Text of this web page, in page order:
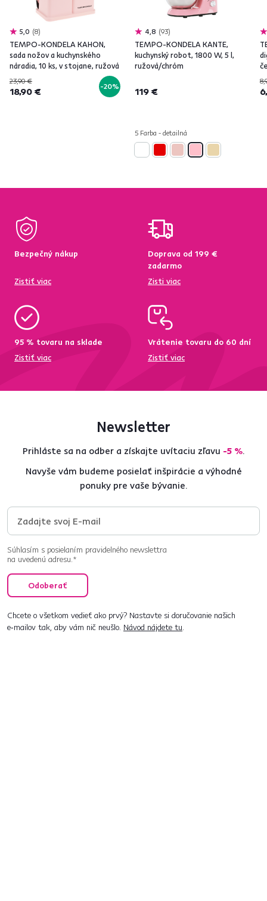
5,0 8
TEMPO-KONDELA KAHON,
sada nožov a kuchynského
náradia, 10 ks, v stojane, ružová
23,90 €
18,90 € -20%
4,8 93
TEMPO-KONDELA KANTE,
kuchynský robot, 1800 W, 5 l,
ružová/chróm
119 €
5 Farba - detailná
Bezpečný nákup
Zistiť viac
Doprava od 199 €
zadarmo
Zisti viac
95 % tovaru na sklade
Zistiť viac
Vrátenie tovaru do 60 dní
Zistiť viac
Newsletter
Prihláste sa na odber a získajte uvítaciu zľavu -5 %.
Navyše vám budeme posielať inšpirácie a výhodné
ponuky pre vaše bývanie.
Súhlasím s posielaním pravidelného newslettra
na uvedenú adresu.*
Odoberať
Chcete o všetkom vedieť ako prvý? Nastavte si doručovanie našich
e‑mailov tak, aby vám nič neušlo. Návod nájdete tu.